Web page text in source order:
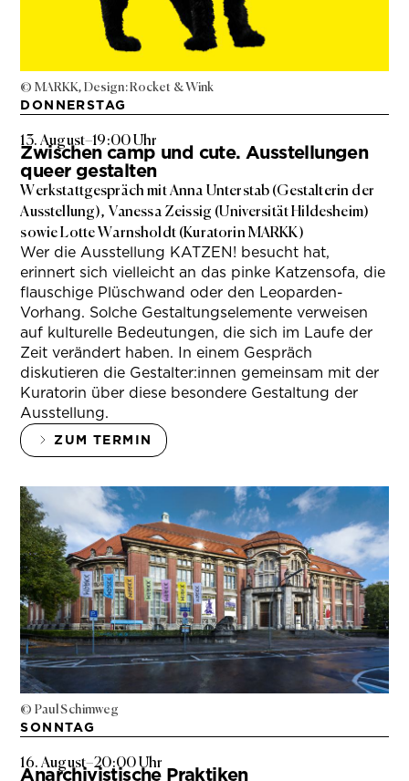
© MARKK, Design: Rocket & Wink
DONNERSTAG
13. August–19:00 Uhr
Zwischen camp und cute. Ausstellungen
queer gestalten
Werkstattgespräch mit Anna Unterstab (Gestalterin der
Ausstellung), Vanessa Zeissig (Universität Hildesheim)
sowie Lotte Warnsholdt (Kuratorin MARKK)
Wer die Ausstellung KATZEN! besucht hat,
erinnert sich vielleicht an das pinke Katzensofa, die
flauschige Plüschwand oder den Leoparden-
Vorhang. Solche Gestaltungselemente verweisen
auf kulturelle Bedeutungen, die sich im Laufe der
Zeit verändert haben. In einem Gespräch
diskutieren die Gestalter:innen gemeinsam mit der
Kuratorin über diese besondere Gestaltung der
Ausstellung.
ZUM TERMIN
© Paul Schimweg
SONNTAG
16. August–20:00 Uhr
Anarchivistische Praktiken